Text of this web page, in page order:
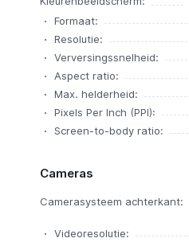
Formaat:
Resolutie:
Verversingssnelheid:
Aspect ratio:
Max. helderheid:
Pixels Per Inch (PPI):
Screen-to-body ratio:
Cameras
Camerasysteem achterkant:
Videoresolutie: